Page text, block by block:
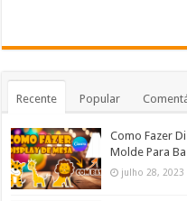
Recente Popular
Como Fazer
Molde Para
julho 28, 2023